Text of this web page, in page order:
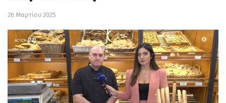
26 Μαρτίου 2025